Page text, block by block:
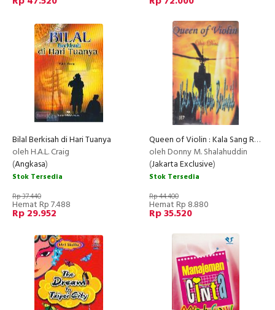
Bilal Berkisah di Hari Tuanya
oleh H.A.L. Craig
(Angkasa)
Stok Tersedia
Rp 37.440
Hemat Rp 7.488
Rp 29.952
Queen of Violin : Kala Sang Ratu Berbisik (2006)
oleh Donny M. Shalahuddin
(Jakarta Exclusive)
Stok Tersedia
Rp 44.400
Hemat Rp 8.880
Rp 35.520